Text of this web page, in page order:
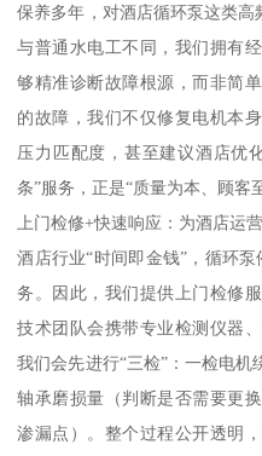
保养多年，对酒店循环泵这类高
与普通水电工不同，我们拥有
够精准诊断故障根源，而非简
的故障，我们不仅修复电机本
压力匹配度，甚至建议酒店优
条”服务，正是“质量为本、顾客
上门检修+快速响应：为酒店运
酒店行业“时间即金钱”，循环
务。因此，我们提供上门检修
技术团队会携带专业检测仪器
我们会先进行“三检”：一检电
轴承磨损量（判断是否需要更
渗漏点）。整个过程公开透明